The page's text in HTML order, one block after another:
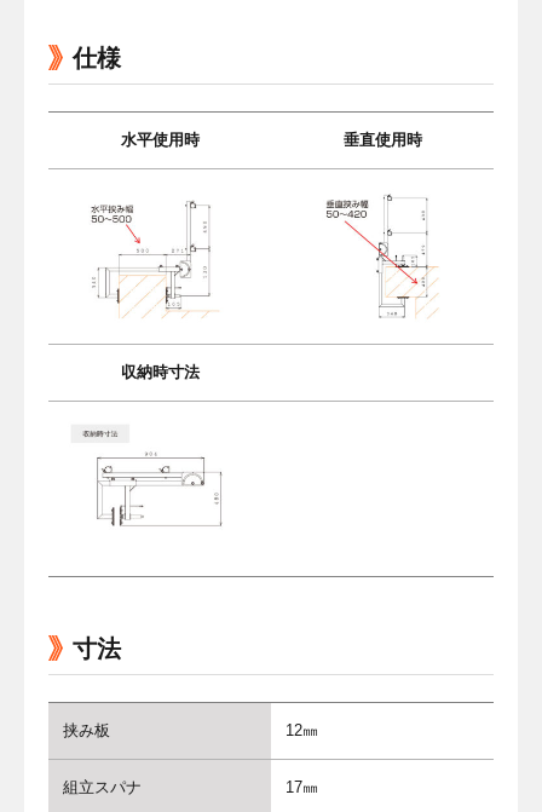
仕様
水平使用時 垂直使用時
収納時寸法
寸法
挟み板 12㎜
組立スパナ 17㎜